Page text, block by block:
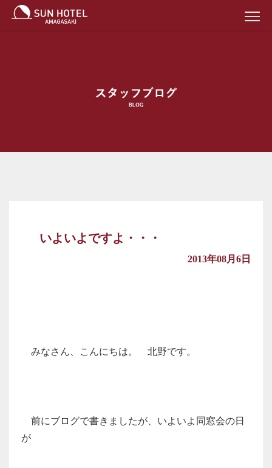
いよいよですよ・・・
2013年08月6日
みなさん、こんにちは。 北野です。
前にブログで書きましたが、いよいよ同窓会の日
が